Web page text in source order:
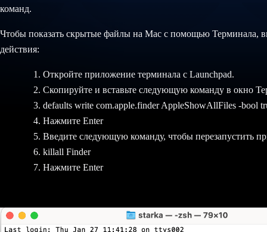
команд.
Чтобы показать скрытые файлы на Mac с помощью Терминала,
действия:
Откройте приложение терминала с Launchpad.
Скопируйте и вставьте следующую команду в окно
defaults write com.apple.finder AppleShowAllFiles -bool
Нажмите Enter
Введите следующую команду, чтобы перезапустить
killall Finder
Нажмите Enter